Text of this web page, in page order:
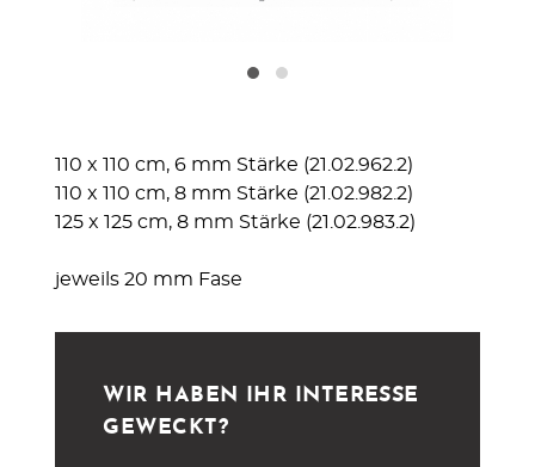
110 x 110 cm, 6 mm Stärke (21.02.962.2)
110 x 110 cm, 8 mm Stärke (21.02.982.2)
125 x 125 cm, 8 mm Stärke (21.02.983.2)
jeweils 20 mm Fase
WIR HABEN IHR INTERESSE
GEWECKT?